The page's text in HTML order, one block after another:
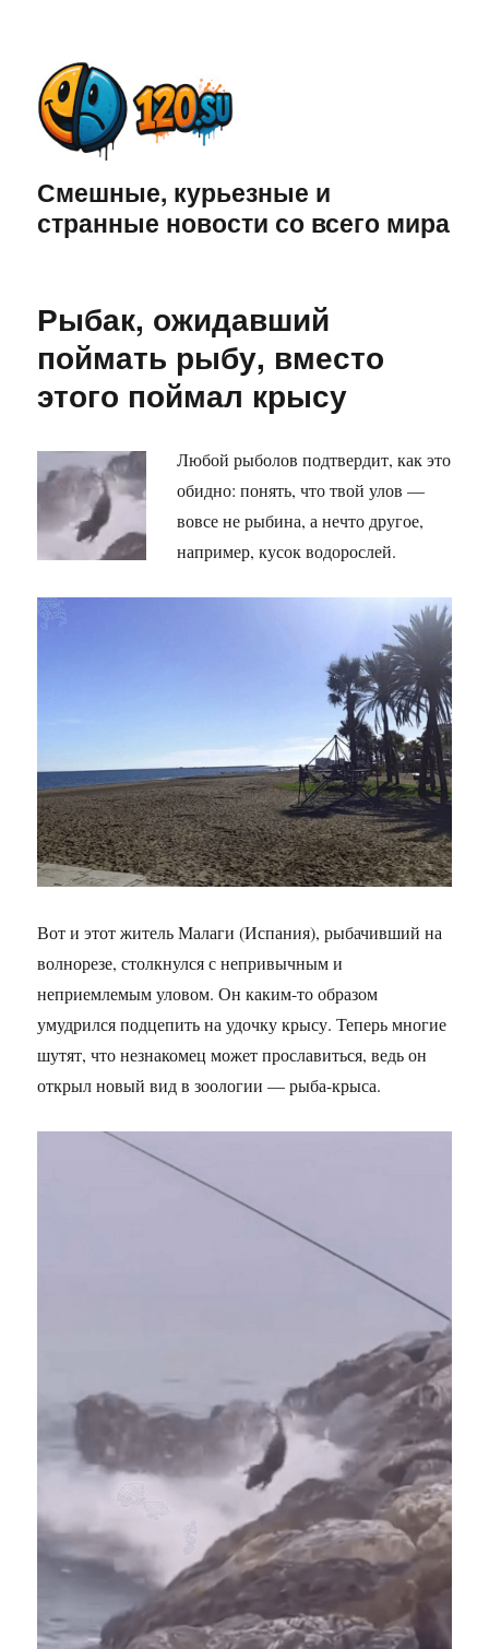
Смешные, курьезные и
странные новости со всего мира
Рыбак, ожидавший
поймать рыбу, вместо
этого поймал крысу
Любой рыболов подтвердит, как это
обидно: понять, что твой улов —
вовсе не рыбина, а нечто другое,
например, кусок водорослей.
Вот и этот житель Малаги (Испания), рыбачивший на
волнорезе, столкнулся с непривычным и
неприемлемым уловом. Он каким-то образом
умудрился подцепить на удочку крысу. Теперь многие
шутят, что незнакомец может прославиться, ведь он
открыл новый вид в зоологии — рыба-крыса.